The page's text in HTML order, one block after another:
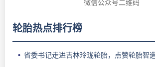
微信公众号二维码
轮胎热点排行榜
省委书记走进吉林玲珑轮胎，点赞轮胎智